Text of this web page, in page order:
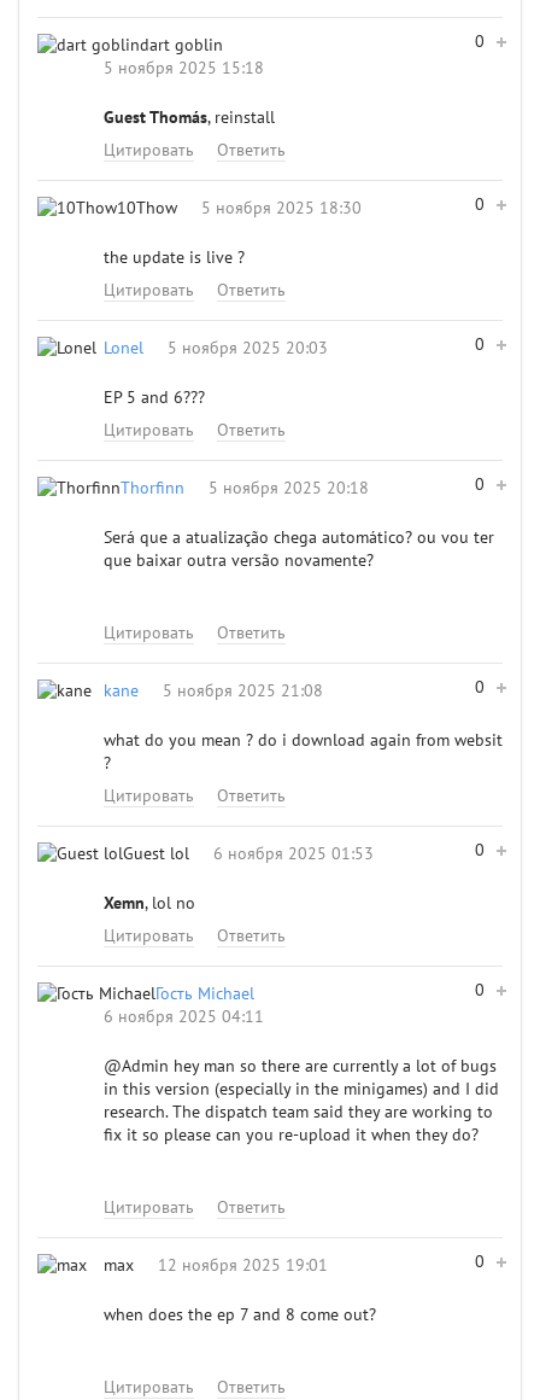
0
dart goblin
5 ноября 2025 15:18
Guest Thomás, reinstall
Цитировать
Ответить
0
10Thow 5 ноября 2025 18:30
the update is live ?
Цитировать
Ответить
0
Lonel 5 ноября 2025 20:03
EP 5 and 6???
Цитировать
Ответить
0
Thorfinn 5 ноября 2025 20:18
Será que a atualização chega automático? ou vou ter
que baixar outra versão novamente?
Цитировать Ответить
0
kane 5 ноября 2025 21:08
what do you mean ? do i download again from websit
?
Цитировать
Ответить
0
Guest lol 6 ноября 2025 01:53
Xemn, lol no
Цитировать
Ответить
0
Гость Michael
6 ноября 2025 04:11
@Admin hey man so there are currently a lot of bugs
in this version (especially in the minigames) and I did
research. The dispatch team said they are working to
fix it so please can you re-upload it when they do?
Цитировать Ответить
0
max 12 ноября 2025 19:01
when does the ep 7 and 8 come out?
Цитировать Ответить